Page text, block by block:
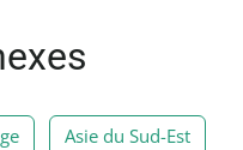
Asie du Sud-Est